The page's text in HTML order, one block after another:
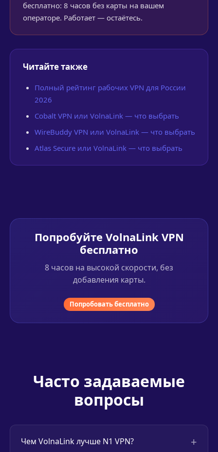
бесплатно: 8 часов без карты на вашем
операторе. Работает — остаётесь.
Читайте также
Полный рейтинг рабочих VPN для России
2026
Cobalt VPN или VolnaLink — что выбрать
WireBuddy VPN или VolnaLink — что выбрать
Atlas Secure или VolnaLink — что выбрать
Попробуйте VolnaLink VPN
бесплатно
8 часов на высокой скорости, без
добавления карты.
Попробовать бесплатно
Часто задаваемые
вопросы
Чем VolnaLink лучше N1 VPN? +